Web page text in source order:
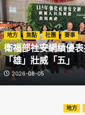
地方 焦點 社團
界冠軍
勵身心
2026-08-05
地方 焦點 社團 賽事
衛福部社安網績優
「雄」壯威「五」
2026-08-05
地方